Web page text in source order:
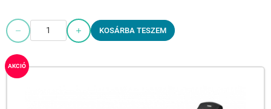
AKCIÓ
KOSÁRBA TESZEM